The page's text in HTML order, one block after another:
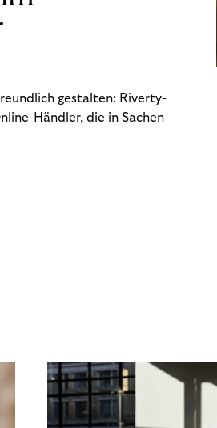
gestalten: Riverty-
Händler, die in Sachen